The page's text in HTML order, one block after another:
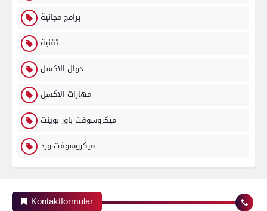
برامج مجانية
تقنية
دوال الاكسل
مهارات الاكسل
ميكروسوفت باور بوينت
ميكروسوفت ورد
Kontaktformular